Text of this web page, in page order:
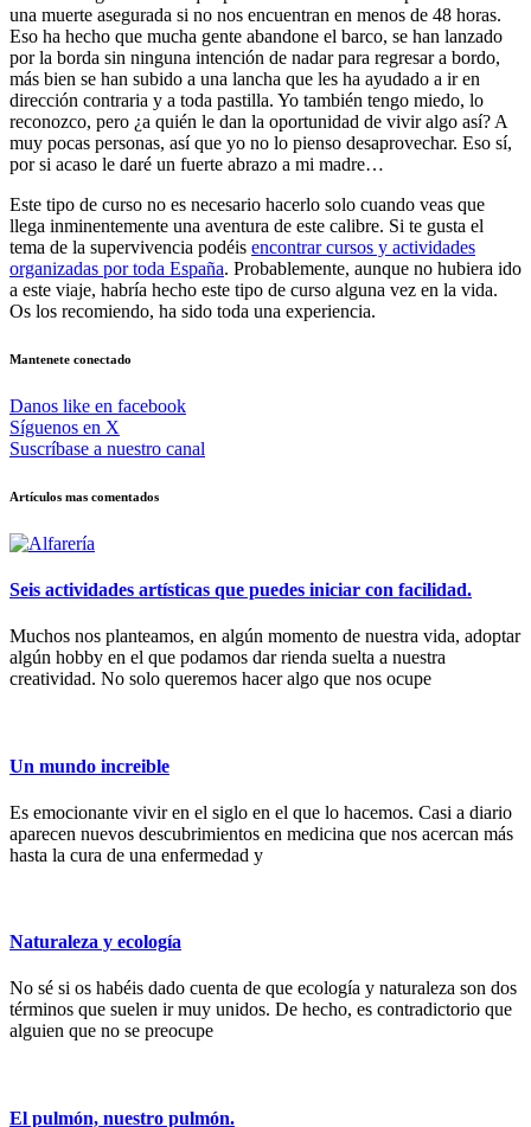
una muerte asegurada si no nos encuentran en menos de 48 horas.
Eso ha hecho que mucha gente abandone el barco, se han lanzado
por la borda sin ninguna intención de nadar para regresar a bordo,
más bien se han subido a una lancha que les ha ayudado a ir en
dirección contraria y a toda pastilla. Yo también tengo miedo, lo
reconozco, pero ¿a quién le dan la oportunidad de vivir algo así? A
muy pocas personas, así que yo no lo pienso desaprovechar. Eso sí,
por si acaso le daré un fuerte abrazo a mi madre…
Este tipo de curso no es necesario hacerlo solo cuando veas que
llega inminentemente una aventura de este calibre. Si te gusta el
tema de la supervivencia podéis encontrar cursos y actividades
organizadas por toda España. Probablemente, aunque no hubiera ido
a este viaje, habría hecho este tipo de curso alguna vez en la vida.
Os los recomiendo, ha sido toda una experiencia.
Mantenete conectado
Danos like en facebook
Síguenos en X
Suscríbase a nuestro canal
Artículos mas comentados
Seis actividades artísticas que puedes iniciar con facilidad.
Muchos nos planteamos, en algún momento de nuestra vida, adoptar
algún hobby en el que podamos dar rienda suelta a nuestra
creatividad. No solo queremos hacer algo que nos ocupe
Un mundo increible
Es emocionante vivir en el siglo en el que lo hacemos. Casi a diario
aparecen nuevos descubrimientos en medicina que nos acercan más
hasta la cura de una enfermedad y
Naturaleza y ecología
No sé si os habéis dado cuenta de que ecología y naturaleza son dos
términos que suelen ir muy unidos. De hecho, es contradictorio que
alguien que no se preocupe
El pulmón, nuestro pulmón.